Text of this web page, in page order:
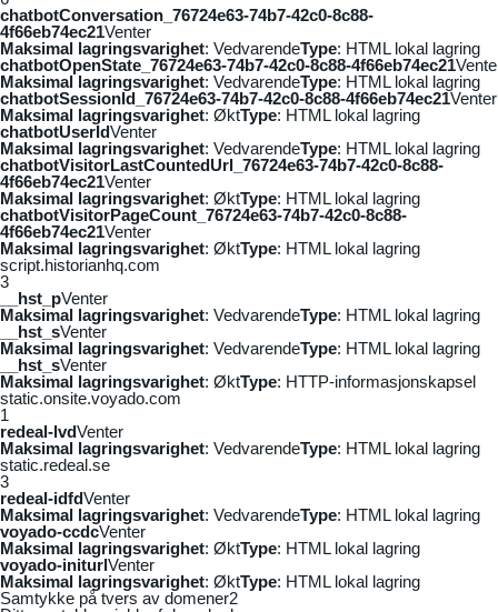
chatbotConversation_76724e63-74b7-42c0-8c88-
4f66eb74ec21Venter
Maksimal lagringsvarighet: VedvarendeType: HTML lokal lagring
chatbotOpenState_76724e63-74b7-42c0-8c88-4f66eb74ec21
Maksimal lagringsvarighet: VedvarendeType: HTML lokal lagring
chatbotSessionId_76724e63-74b7-42c0-8c88-4f66eb74ec21Venter
Maksimal lagringsvarighet: ØktType: HTML lokal lagring
chatbotUserIdVenter
Maksimal lagringsvarighet: VedvarendeType: HTML lokal lagring
chatbotVisitorLastCountedUrl_76724e63-74b7-42c0-8c88-
4f66eb74ec21Venter
Maksimal lagringsvarighet: ØktType: HTML lokal lagring
chatbotVisitorPageCount_76724e63-74b7-42c0-8c88-
4f66eb74ec21Venter
Maksimal lagringsvarighet: ØktType: HTML lokal lagring
script.historianhq.com
3
__hst_pVenter
Maksimal lagringsvarighet: VedvarendeType: HTML lokal lagring
__hst_sVenter
Maksimal lagringsvarighet: VedvarendeType: HTML lokal lagring
__hst_sVenter
Maksimal lagringsvarighet: ØktType: HTTP-informasjonskapsel
static.onsite.voyado.com
1
redeal-lvdVenter
Maksimal lagringsvarighet: VedvarendeType: HTML lokal lagring
static.redeal.se
3
redeal-idfdVenter
Maksimal lagringsvarighet: VedvarendeType: HTML lokal lagring
voyado-ccdcVenter
Maksimal lagringsvarighet: ØktType: HTML lokal lagring
voyado-initurlVenter
Maksimal lagringsvarighet: ØktType: HTML lokal lagring
Samtykke på tvers av domener2